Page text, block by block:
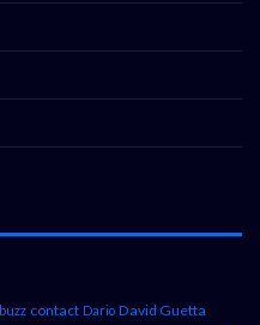
buzz contact Dario David Guetta